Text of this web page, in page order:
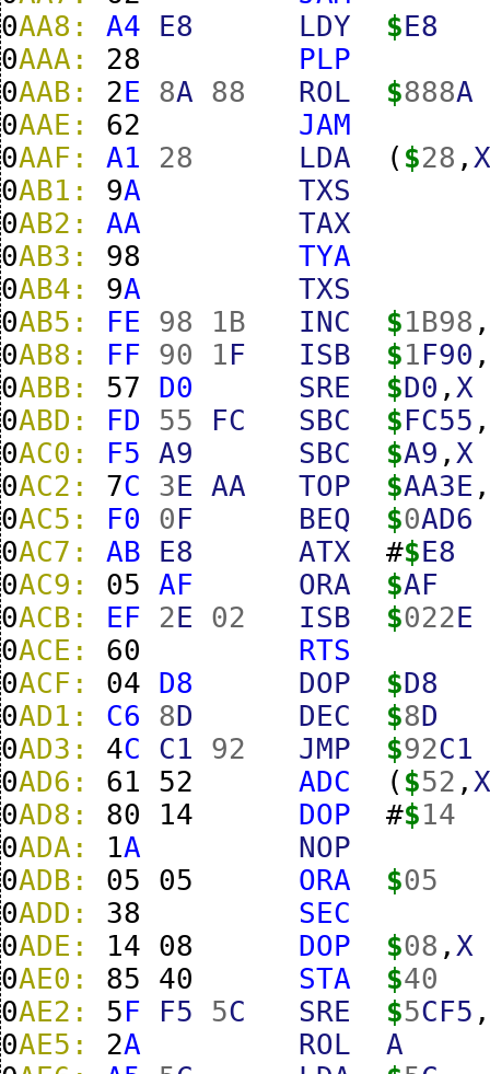
0AA8: A4 E8 LDY $E8
0AAA: 28
PLP
0AAB: 2E 8A 88 ROL $888A
0AAE: 62
JAM
0AAF: A1 28 LDA ( $28 ,
0AB1: 9A
TXS
0AB2: AA
TAX
0AB3: 98
TYA
0AB4: 9A
TXS
0AB5: FE 98 1B INC $1B98
0AB8: FF 90 1F ISB $1F90
0ABB: 57 D0 SRE $D0 , X
0ABD: FD 55 FC SBC $FC55
0AC0: F5 A9 SBC $A9 , X
0AC2: 7C 3E AA TOP $AA3E
0AC5: F0 0F BEQ $0AD6
0AC7: AB E8 ATX #$E8
0AC9: 05 AF ORA $AF
0ACB: EF 2E 02 ISB $022E
0ACE: 60
RTS
0ACF: 04 D8 DOP $D8
0AD1: C6 8D DEC $8D
0AD3: 4C C1 92 JMP $92C1
0AD6: 61 52 ADC ( $52 ,
0AD8: 80 14 DOP #$14
0ADA: 1A
NOP
0ADB: 05 05 ORA $05
0ADD: 38
SEC
0ADE: 14 08 DOP $08 , X
0AE0: 85 40 STA $40
0AE2: 5F F5 5C SRE $5CF5
0AE5: 2A ROL
A